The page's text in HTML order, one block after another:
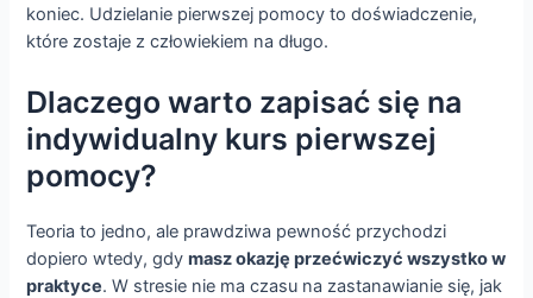
koniec. Udzielanie pierwszej pomocy to doświadczenie,
które zostaje z człowiekiem na długo.
Dlaczego warto zapisać się na
indywidualny kurs pierwszej
pomocy?
Teoria to jedno, ale prawdziwa pewność przychodzi
dopiero wtedy, gdymasz okazję przećwiczyć wszystko w
praktyce. W stresie nie ma czasu na zastanawianie się, jak